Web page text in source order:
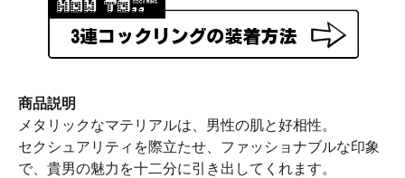
商品説明
メタリックなマテリアルは、男性の肌と好相性。
セクシュアリティを際立たせ、ファッショナブルな印象
で、貴男の魅力を十二分に引き出してくれます。